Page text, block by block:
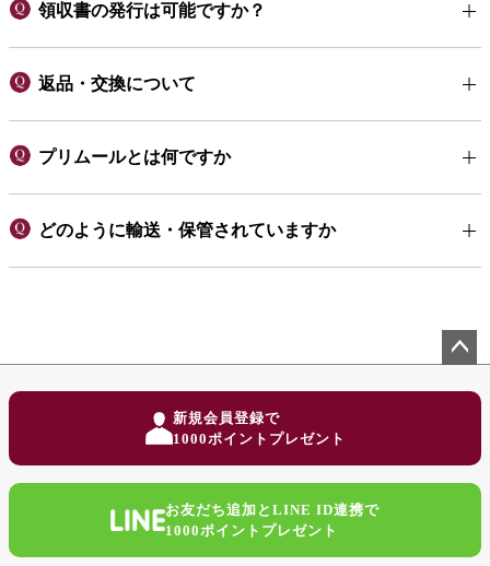
領収書の発行は可能ですか？
返品・交換について
プリムールとは何ですか
どのように輸送・保管されていますか
新規会員登録で
1000ポイントプレゼント
お友だち追加とLINE ID連携で
1000ポイントプレゼント